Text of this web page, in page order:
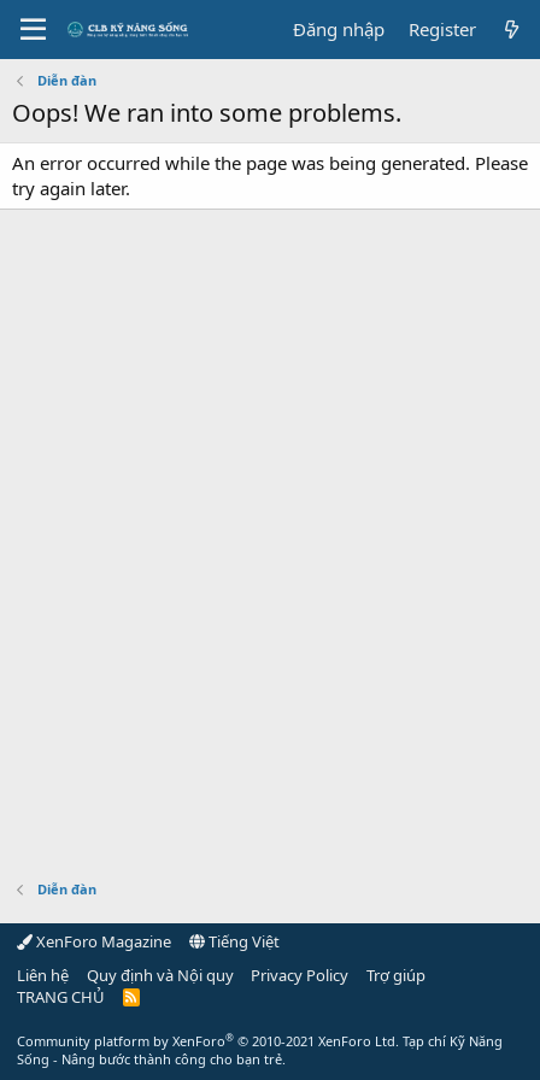
Đăng nhập Register
Diễn đàn
Oops! We ran into some problems.
An error occurred while the page was being generated. Please
try again later.
Diễn đàn
XenForo Magazine
Tiếng Việt
Liên hệ
Quy định và Nội quy Privacy Policy
Trợ giúp
TRANG CHỦ
R
Community platform by XenForo® © 2010-2021 XenForo Ltd. Tạp chí Kỹ Năng
Sống - Nâng bước thành công cho bạn trẻ.